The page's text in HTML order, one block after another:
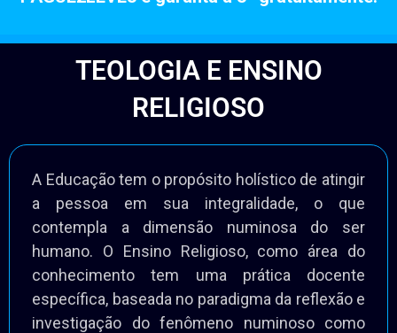
TEOLOGIA E ENSINO
RELIGIOSO
a pessoa em sua integralidade, o que
contempla a dimensão numinosa do ser
humano. O Ensino Religioso, como área do
conhecimento tem uma prática docente
específica, baseada no paradigma da reflexão e
investigação do fenômeno numinoso como